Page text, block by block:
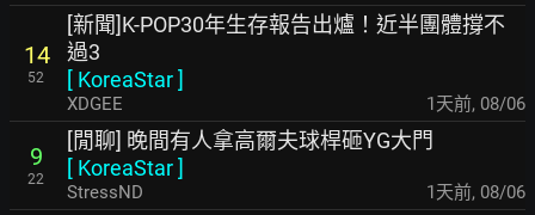
14
52
[新聞]K-POP30年生存報告出爐！近半團體撐不
過3
[ KoreaStar]
XDGEE 1天前, 08/06
9
22
[閒聊] 晚間有人拿高爾夫球桿砸YG大門
[ KoreaStar]
StressND 1天前, 08/06